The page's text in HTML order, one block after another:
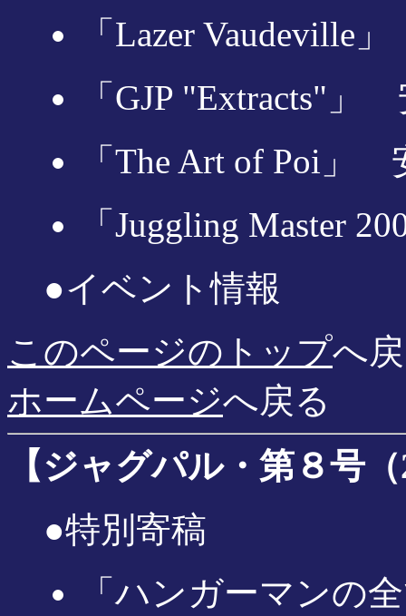
「Lazer Vaudeville
「GJP "Extracts"」
「The Art of Poi」
「Juggling Master
●イベント情報
このページのトップへ
ホームページへ戻る
【ジャグパル・第８号
●特別寄稿
「ハンガーマンの